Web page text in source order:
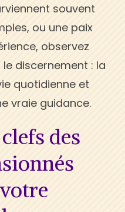
souvent
ou une paix
observez
discernement : la
quotidienne et
vraie guidance.
des